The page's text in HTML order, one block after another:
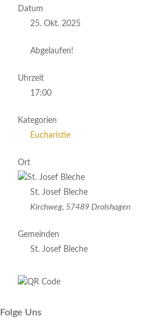
Datum
25. Okt. 2025
Abgelaufen!
Uhrzeit
17:00
Kategorien
Eucharistie
Ort
St. Josef Bleche
Kirchweg, 57489 Drolshagen
Gemeinden
St. Josef Bleche
Folge Uns